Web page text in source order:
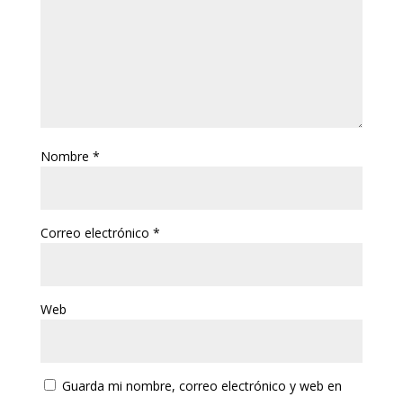
Nombre *
Correo electrónico *
Web
Guarda mi nombre, correo electrónico y web en